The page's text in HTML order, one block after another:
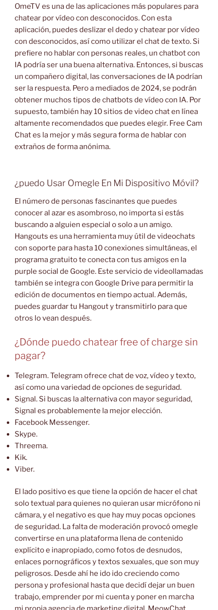
OmeTV es una de las aplicaciones más populares para
chatear por vídeo con desconocidos. Con esta
aplicación, puedes deslizar el dedo y chatear por vídeo
con desconocidos, así como utilizar el chat de texto. Si
prefiere no hablar con personas reales, un chatbot con
IA podría ser una buena alternativa. Entonces, si buscas
un compañero digital, las conversaciones de IA podrían
ser la respuesta. Pero a mediados de 2024, se podrán
obtener muchos tipos de chatbots de vídeo con IA. Por
supuesto, también hay 10 sitios de video chat en línea
altamente recomendados que puedes elegir. Free Cam
Chat es la mejor y más segura forma de hablar con
extraños de forma anónima.
¿puedo Usar Omegle En Mi Dispositivo Móvil?
El número de personas fascinantes que puedes
conocer al azar es asombroso, no importa si estás
buscando a alguien especial o solo a un amigo.
Hangouts es una herramienta muy útil de videochats
con soporte para hasta 10 conexiones simultáneas, el
programa gratuito te conecta con tus amigos en la
purple social de Google. Este servicio de videollamadas
también se integra con Google Drive para permitir la
edición de documentos en tiempo actual. Además,
puedes guardar tu Hangout y transmitirlo para que
otros lo vean después.
¿Dónde puedo chatear free of charge sin
pagar?
Telegram. Telegram ofrece chat de voz, vídeo y texto,
así como una variedad de opciones de seguridad.
Signal. Si buscas la alternativa con mayor seguridad,
Signal es probablemente la mejor elección.
Facebook Messenger.
Skype.
Threema.
Kik.
Viber.
El lado positivo es que tiene la opción de hacer el chat
solo textual para quienes no quieran usar micrófono ni
cámara, y el negativo es que hay muy pocas opciones
de seguridad. La falta de moderación provocó omegle
convertirse en una plataforma llena de contenido
explícito e inapropiado, como fotos de desnudos,
enlaces pornográficos y textos sexuales, que son muy
peligrosos. Desde ahí he ido ido creciendo como
persona y profesional hasta que decidí dejar un buen
trabajo, emprender por mi cuenta y poner en marcha